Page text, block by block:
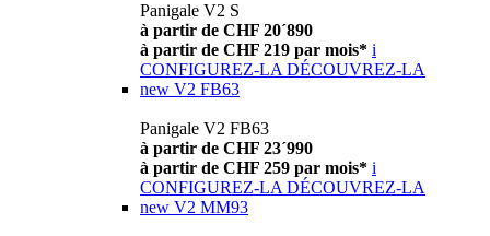
Panigale V2 S
à partir de CHF 20´890
à partir de CHF 219 par mois* i
CONFIGUREZ-LA DÉCOUVREZ-LA
new V2 FB63
Panigale V2 FB63
à partir de CHF 23´990
à partir de CHF 259 par mois* i
CONFIGUREZ-LA DÉCOUVREZ-LA
new V2 MM93